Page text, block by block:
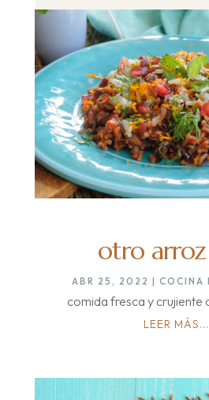
otro
ABR 25, 2022 | COCINA
comida fresca y crujiente
LEER MÁS...